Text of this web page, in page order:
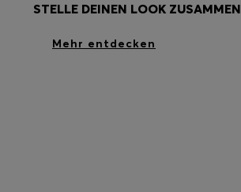
STELLE DEINEN LOOK ZUSAMMEN
Mehr entdecken